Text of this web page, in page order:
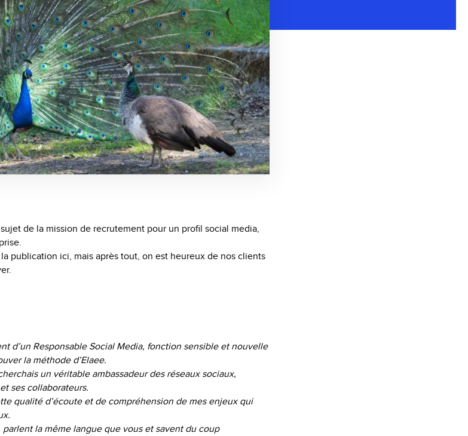
de la mission de recrutement pour un profil social media,
publication ici, mais après tout, on est heureux de nos clients
d’un Responsable Social Media, fonction sensible et nouvelle
la méthode d’Elaee.
un véritable ambassadeur des réseaux sociaux,
ses collaborateurs.
qualité d’écoute et de compréhension de mes enjeux qui
la même langue que vous et savent du coup